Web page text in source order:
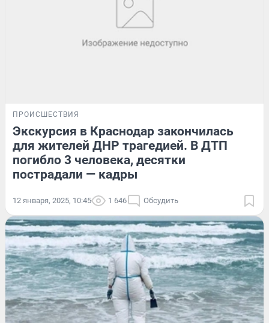
ПРОИСШЕСТВИЯ
Экскурсия в Краснодар закончилась
для жителей ДНР трагедией. В ДТП
погибло 3 человека, десятки
пострадали — кадры
12 января, 2025, 10:45 1 646 Обсудить